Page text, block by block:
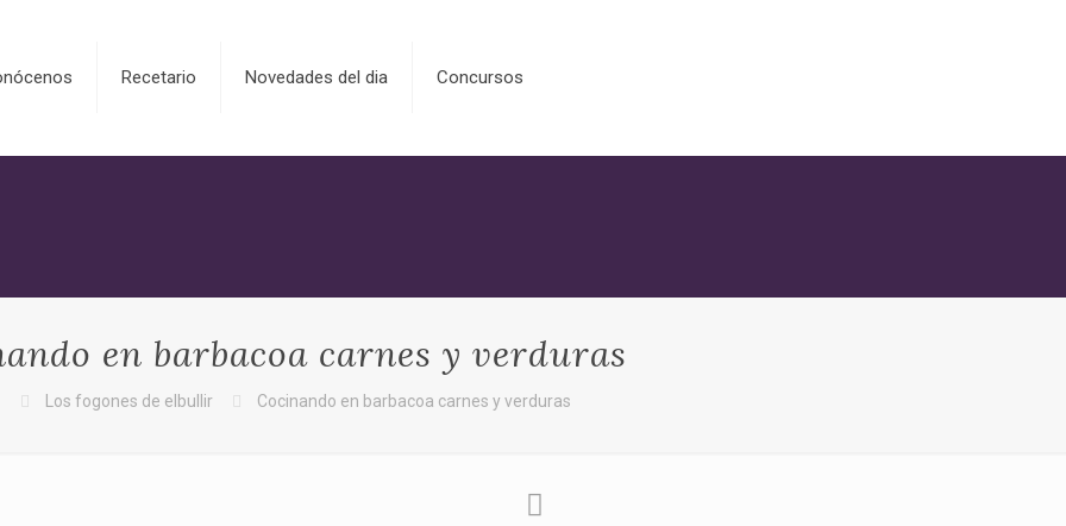
Recetario Novedades del dia Concursos
en barbacoa carnes y verduras
Los fogones de elbullir Cocinando en barbacoa carnes y verduras